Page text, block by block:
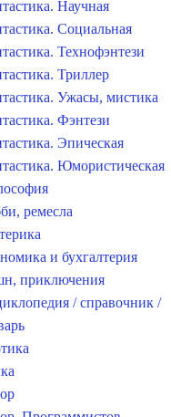
Научная
Социальная
Технофэнтези
Триллер
Ужасы, мистика
Фэнтези
Эпическая
Юмористическая
ремесла
и бухгалтерия
приключения
/ справочник /